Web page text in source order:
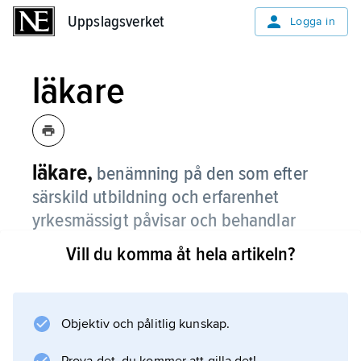
Uppslagsverket Logga in
läkare
läkare, benämning på den som efter
särskild utbildning och erfarenhet
yrkesmässigt påvisar och behandlar
sjukdom.
; bara den som har
Vill du komma åt hela artikeln?
Objektiv och pålitlig kunskap.